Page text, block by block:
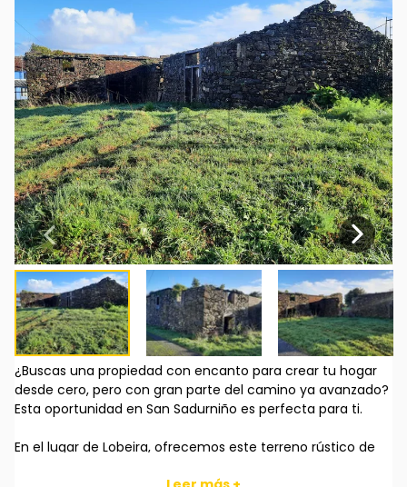
¿Buscas una propiedad con encanto para crear tu hogar
desde cero, pero con gran parte del camino ya avanzado?
Esta oportunidad en San Sadurniño es perfecta para ti.
En el lugar de Lobeira, ofrecemos este terreno rústico de